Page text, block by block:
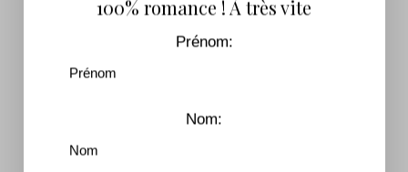
100% romance ! À très vite
Prénom:
Nom: